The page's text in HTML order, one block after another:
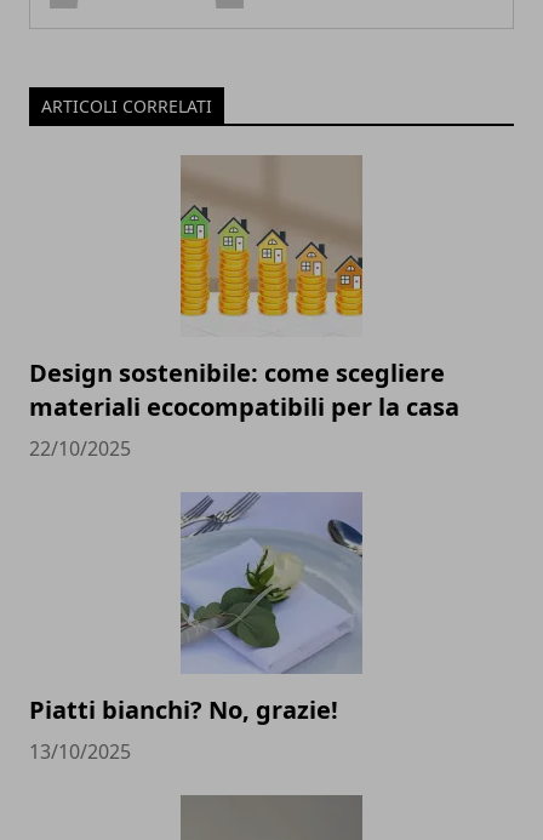
ARTICOLI CORRELATI
Design sostenibile: come scegliere
materiali ecocompatibili per la casa
22/10/2025
Piatti bianchi? No, grazie!
13/10/2025